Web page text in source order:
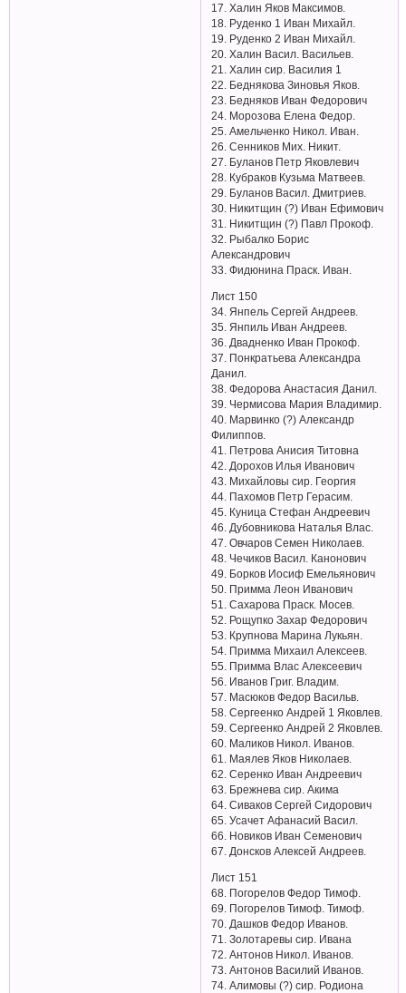
17. Халин Яков Максимов.
18. Руденко 1 Иван Михайл.
19. Руденко 2 Иван Михайл.
20. Халин Васил. Васильев.
21. Халин сир. Василия 1
22. Беднякова Зиновья Яков.
23. Бедняков Иван Федорович
24. Морозова Елена Федор.
25. Амельченко Никол. Иван.
26. Сенников Мих. Никит.
27. Буланов Петр Яковлевич
28. Кубраков Кузьма Матвеев.
29. Буланов Васил. Дмитриев.
30. Никитщин (?) Иван Ефимович
31. Никитщин (?) Павл Прокоф.
32. Рыбалко Борис
Александрович
33. Фидюнина Праск. Иван.
Лист 150
34. Янпель Сергей Андреев.
35. Янпиль Иван Андреев.
36. Двадненко Иван Прокоф.
37. Понкратьева Александра
Данил.
38. Федорова Анастасия Данил.
39. Чермисова Мария Владимир.
40. Марвинко (?) Александр
Филиппов.
41. Петрова Анисия Титовна
42. Дорохов Илья Иванович
43. Михайловы сир. Георгия
44. Пахомов Петр Герасим.
45. Куница Стефан Андреевич
46. Дубовникова Наталья Влас.
47. Овчаров Семен Николаев.
48. Чечиков Васил. Канонович
49. Борков Иосиф Емельянович
50. Примма Леон Иванович
51. Сахарова Праск. Мосев.
52. Рощупко Захар Федорович
53. Крупнова Марина Лукьян.
54. Примма Михаил Алексеев.
55. Примма Влас Алексеевич
56. Иванов Григ. Владим.
57. Масюков Федор Васильв.
58. Сергеенко Андрей 1 Яковлев.
59. Сергеенко Андрей 2 Яковлев.
60. Маликов Никол. Иванов.
61. Маялев Яков Николаев.
62. Серенко Иван Андреевич
63. Брежнева сир. Акима
64. Сиваков Сергей Сидорович
65. Усачет Афанасий Васил.
66. Новиков Иван Семенович
67. Донсков Алексей Андреев.
Лист 151
68. Погорелов Федор Тимоф.
69. Погорелов Тимоф. Тимоф.
70. Дашков Федор Иванов.
71. Золотаревы сир. Ивана
72. Антонов Никол. Иванов.
73. Антонов Василий Иванов.
74. Алимовы (?) сир. Родиона